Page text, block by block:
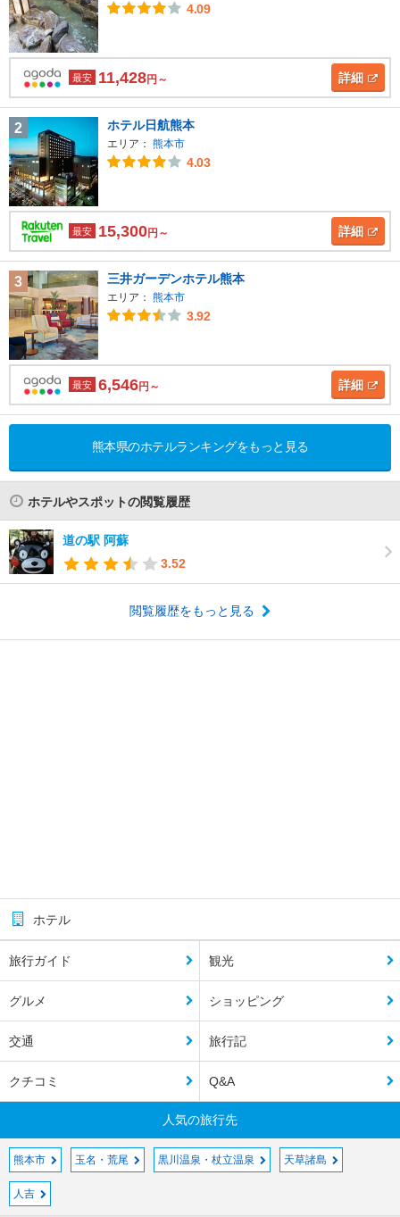
4.09
最安 11,428円～ 詳細
2 ホテル日航熊本
エリア： 熊本市
4.03
最安 15,300円～ 詳細
3 三井ガーデンホテル熊本
エリア： 熊本市
3.92
最安 6,546円～ 詳細
熊本県のホテルランキングをもっと見る
ホテルやスポットの閲覧履歴
道の駅 阿蘇
3.52
閲覧履歴をもっと見る
ホテル
旅行ガイド 観光
グルメ ショッピング
交通 旅行記
クチコミ Q&A
人気の旅行先
熊本市 玉名・荒尾 黒川温泉・杖立温泉 天草諸島
人吉